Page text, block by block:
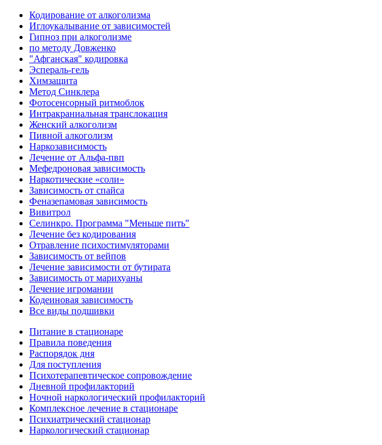
Кодирование от алкоголизма
Иглоукалывание от зависимостей
Гипноз при алкоголизме
по методу Довженко
"Афганская" кодировка
Эспераль-гель
Химзащита
Метод Синклера
Фотосенсорный ритмоблок
Интракраниальная транслокация
Женский алкоголизм
Пивной алкоголизм
Наркозависимость
Лечение от Альфа-пвп
Мефедроновая зависимость
Наркотические «соли»
Зависимость от спайса
Феназепамовая зависимость
Вивитрол
Селинкро. Программа "Меньше пить"
Лечение без кодирования
Отравление психостимуляторами
Зависимость от вейпов
Лечение зависимости от бутирата
Зависимость от марихуаны
Лечение игромании
Кодеиновая зависимость
Все виды подшивки
Питание в стационаре
Правила поведения
Распорядок дня
Для поступления
Психотерапевтическое сопровождение
Дневной профилакторий
Ночной наркологический профилакторий
Комплексное лечение в стационаре
Психиатрический стационар
Наркологический стационар